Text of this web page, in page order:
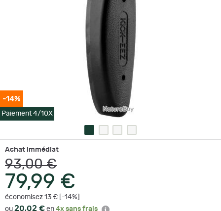
-14%
Paiement 4/10X
Achat immédiat
93,00 €
79,99 €
économisez 13 € [-14%]
ou 20,02 € en 4x sans frais